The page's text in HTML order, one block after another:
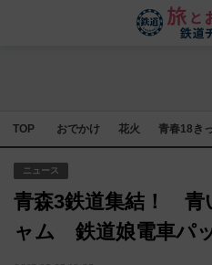
TOP おでかけ 花火 青春18き
ニュース
青森3鉄道集結！ 青
ャム 鉄道娘電車パ